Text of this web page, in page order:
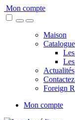
Skip
to
Mon compte
Maison
Catalogue
Les
Actualités
Foreign
Mon compte